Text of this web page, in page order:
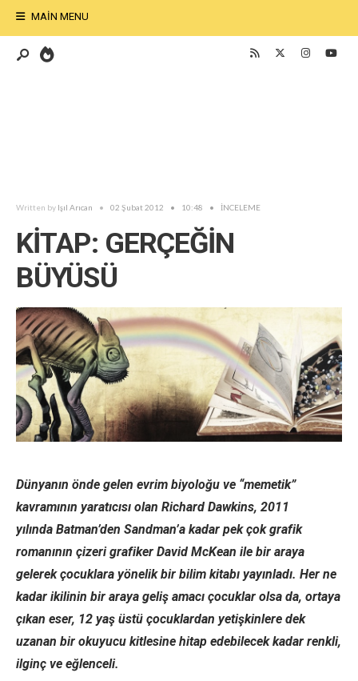
MAIN MENU
Written by Işıl Arıcan • 02 Şubat 2012 • 10:48 • İNCELEME
KİTAP: GERÇEĞİN
BÜYÜSÜ
Dünyanın önde gelen evrim biyoloğu ve “memetik”
kavramının yaratıcısı olan Richard Dawkins, 2011
yılında Batman’den Sandman’a kadar pek çok grafik
romanının çizeri grafiker David McKean ile bir araya
gelerek çocuklara yönelik bir bilim kitabı yayınladı. Her ne
kadar ikilinin bir araya geliş amacı çocuklar olsa da, ortaya
çıkan eser, 12 yaş üstü çocuklardan yetişkinlere dek
uzanan bir okuyucu kitlesine hitap edebilecek kadar renkli,
ilginç ve eğlenceli.